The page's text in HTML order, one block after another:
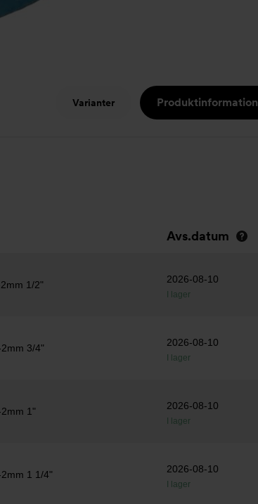
Varianter Produktinformation
Avs.datum
1/2" 2026-08-10
I lager
3/4" 2026-08-10
I lager
1" 2026-08-10
I lager
1 1/4" 2026-08-10
I lager